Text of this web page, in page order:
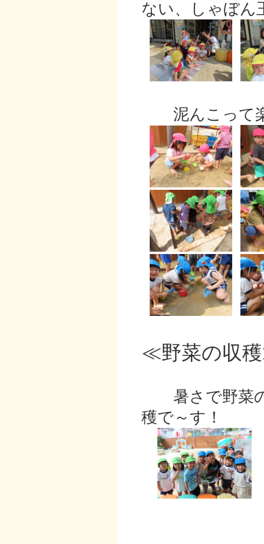
ない、しゃぼん
泥んこって
≪野菜の収
暑さで野菜の
穫で～す！